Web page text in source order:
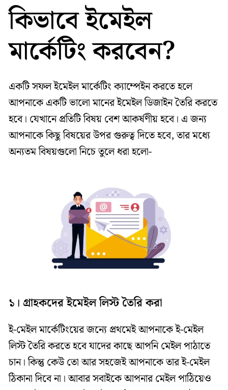
কিভাবে ইমেইল
মার্কেটিং করবেন?
একটি সফল ইমেইল মার্কেটিং ক্যাম্পেইন করতে হলে
আপনাকে একটি ভালো মানের ইমেইল ডিজাইন তৈরি করতে
হবে। যেখানে প্রতিটি বিষয় বেশ আকর্ষণীয় হবে। এ জন্য
আপনাকে কিছু বিষয়ের উপর গুরুত্ব দিতে হবে, তার মধ্যে
অন্যতম বিষয়গুলো নিচে তুলে ধরা হলো-
১। গ্রাহকদের ইমেইল লিস্ট তৈরি করা
ই-মেইল মার্কেটিংয়ের জন্যে প্রথমেই আপনাকে ই-মেইল
লিস্ট তৈরি করতে হবে যাদের কাছে আপনি মেইল পাঠাতে
চান। কিন্তু কেউ তো আর সহজেই আপনাকে তার ই-মেইল
ঠিকানা দিবে না। আবার সবাইকে আপনার মেইল পাঠিয়েও